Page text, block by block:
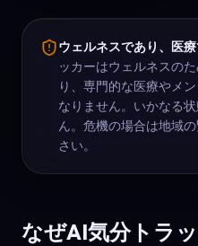
ウェルネスであり、医療
ッカーはウェルネスの
り、専門的な医療やメ
なりません。いかなる
ん。危機の場合は地域
さい。
なぜAI気分トラ